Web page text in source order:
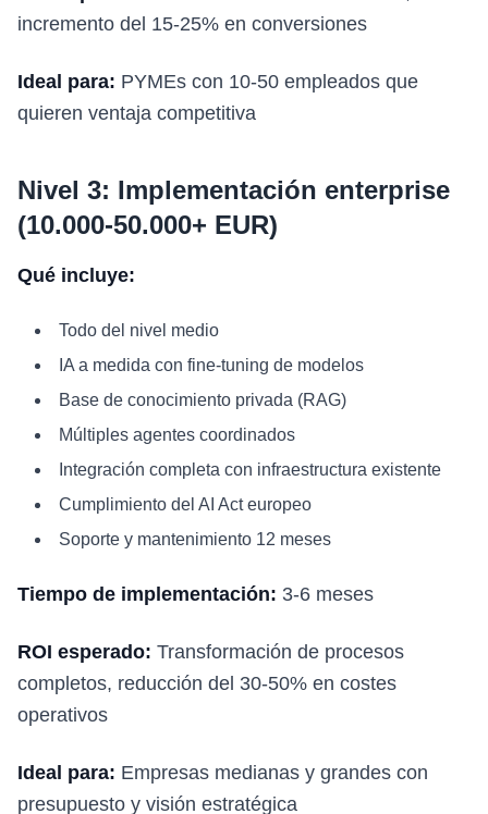
incremento del 15-25% en conversiones
Ideal para: PYMEs con 10-50 empleados que
quieren ventaja competitiva
Nivel 3: Implementación enterprise
(10.000-50.000+ EUR)
Qué incluye:
Todo del nivel medio
IA a medida con fine-tuning de modelos
Base de conocimiento privada (RAG)
Múltiples agentes coordinados
Integración completa con infraestructura existente
Cumplimiento del AI Act europeo
Soporte y mantenimiento 12 meses
Tiempo de implementación: 3-6 meses
ROI esperado: Transformación de procesos
completos, reducción del 30-50% en costes
operativos
Ideal para: Empresas medianas y grandes con
presupuesto y visión estratégica